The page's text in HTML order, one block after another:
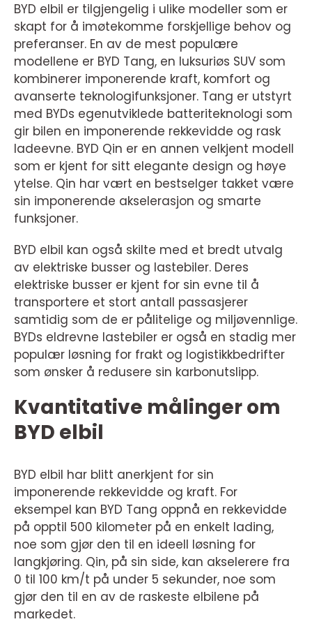
BYD elbil er tilgjengelig i ulike modeller som er
skapt for å imøtekomme forskjellige behov og
preferanser. En av de mest populære
modellene er BYD Tang, en luksuriøs SUV som
kombinerer imponerende kraft, komfort og
avanserte teknologifunksjoner. Tang er utstyrt
med BYDs egenutviklede batteriteknologi som
gir bilen en imponerende rekkevidde og rask
ladeevne. BYD Qin er en annen velkjent modell
som er kjent for sitt elegante design og høye
ytelse. Qin har vært en bestselger takket være
sin imponerende akselerasjon og smarte
funksjoner.
BYD elbil kan også skilte med et bredt utvalg
av elektriske busser og lastebiler. Deres
elektriske busser er kjent for sin evne til å
transportere et stort antall passasjerer
samtidig som de er pålitelige og miljøvennlige.
BYDs eldrevne lastebiler er også en stadig mer
populær løsning for frakt og logistikkbedrifter
som ønsker å redusere sin karbonutslipp.
Kvantitative målinger om
BYD elbil
BYD elbil har blitt anerkjent for sin
imponerende rekkevidde og kraft. For
eksempel kan BYD Tang oppnå en rekkevidde
på opptil 500 kilometer på en enkelt lading,
noe som gjør den til en ideell løsning for
langkjøring. Qin, på sin side, kan akselerere fra
0 til 100 km/t på under 5 sekunder, noe som
gjør den til en av de raskeste elbilene på
markedet.